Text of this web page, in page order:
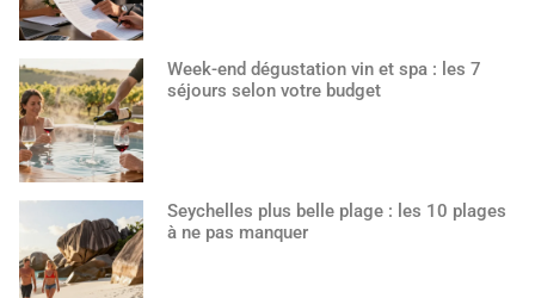
Week-end dégustation vin et spa : les 7
séjours selon votre budget
Seychelles plus belle plage : les 10 plages
à ne pas manquer